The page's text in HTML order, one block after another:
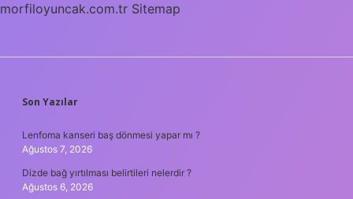
morfiloyuncak.com.tr Sitemap
SIDEBAR
Son Yazılar
Lenfoma kanseri baş dönmesi yapar mı ?
Ağustos 7, 2026
Dizde bağ yırtılması belirtileri nelerdir ?
Ağustos 6, 2026